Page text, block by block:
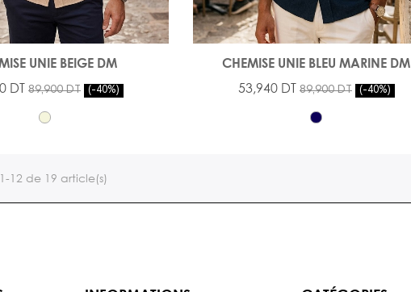
UNIE BEIGE DM
DT 89,900 DT -40%
CHEMISE UNIE BLEU MARINE DM
53,940 DT 89,900 DT -40%
12 de 19 article(s)